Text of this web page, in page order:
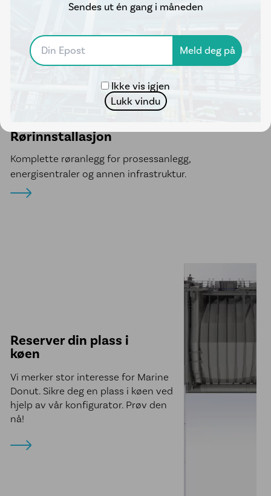
Sendes ut én gang i måneden
Ikke vis igjen
Lukk vindu
Rørinnstallasjon
Komplette røranlegg for prosessanlegg,
energisentraler og annen infrastruktur.
Reserver din plass i
køen
Vi merker stor interesse for Marine
Donut. Sikre deg en plass i køen ved
hjelp av vår konfigurator. Prøv den
nå!